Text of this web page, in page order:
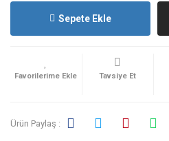
Sepete Ekle
Tavsiye Et
Ürün Paylaş :